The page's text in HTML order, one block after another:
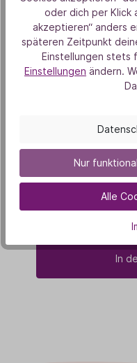
In
oder dich per Klick
akzeptieren“ anders
späteren Zeitpunkt
Einstellungen stets
Einstellungen ändern.
Nur
Alle